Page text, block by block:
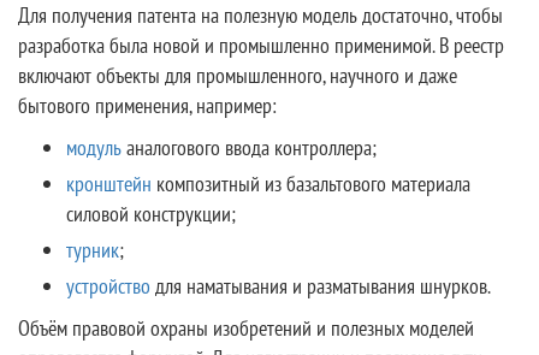
Для получения патента на полезную модель достаточно, чтобы
разработка была новой и промышленно применимой. В реестр
включают объекты для промышленного, научного и даже
бытового применения, например:
модульаналогового ввода контроллера;
кронштейн композитный из базальтового материала
силовой конструкции;
турник;
устройство для наматывания и разматывания шнурков.
Объём правовой охраны изобретений и полезных моделей